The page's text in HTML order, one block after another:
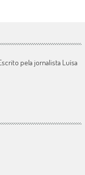
pela jornalista Luísa